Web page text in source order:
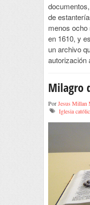
de
menos ocho
en 1610, y
un archivo
autorización
Milagro
PorJesus Millan
Iglesia